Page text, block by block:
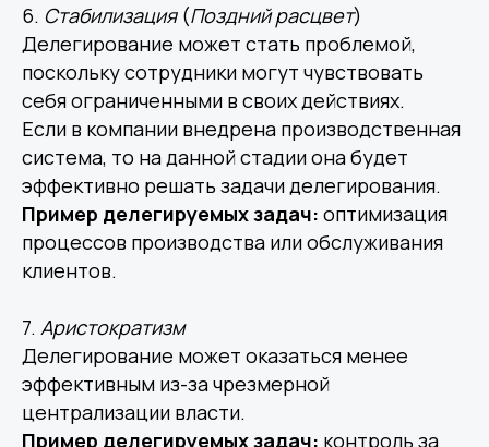
6. Стабилизация(Поздний расцвет)
Делегирование может стать проблемой,
поскольку сотрудники могут чувствовать
себя ограниченными в своих действиях.
Если в компании внедрена производственная
система, то на данной стадии она будет
эффективно решать задачи делегирования.
Пример делегируемых задач: оптимизация
процессов производства или обслуживания
клиентов.
7. Аристократизм
Делегирование может оказаться менее
эффективным из-за чрезмерной
централизации власти.
Пример делегируемых задач: контроль за
Среднему бизнесу
Крупному бизнесу